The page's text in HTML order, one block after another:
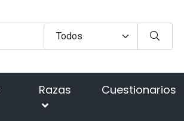
Razas Cuestionarios